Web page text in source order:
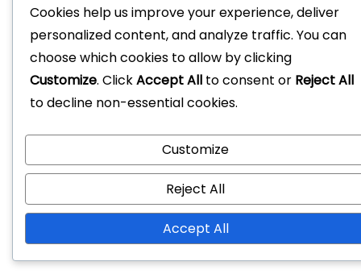
Cookies help us improve your experience, deliver
personalized content, and analyze traffic. You can
choose which cookies to allow by clicking
Customize. ClickAccept All to consent or Reject All
to decline non-essential cookies.
Customize
Reject All
Accept All